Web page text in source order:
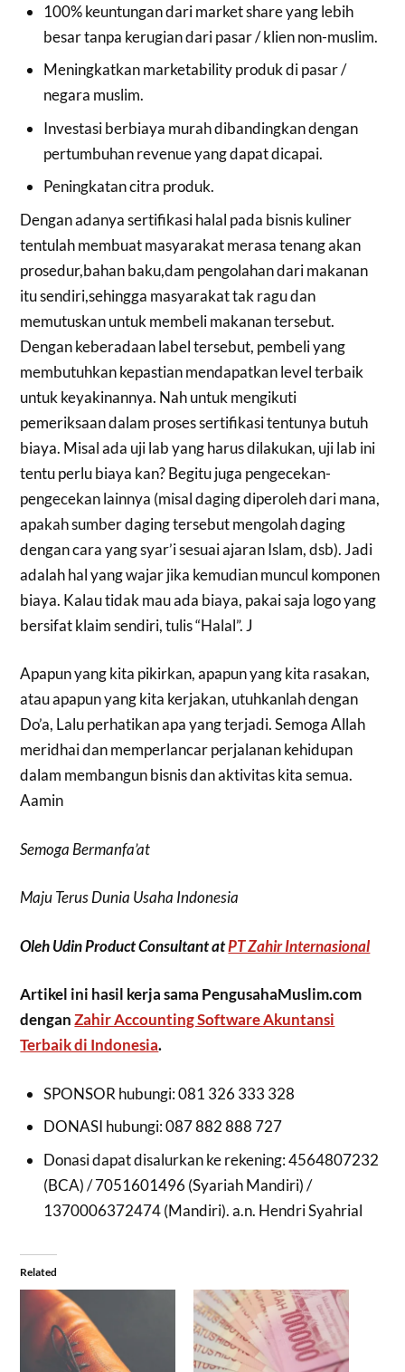
100% keuntungan dari market share yang lebih
besar tanpa kerugian dari pasar / klien non-muslim.
Meningkatkan marketability produk di pasar /
negara muslim.
Investasi berbiaya murah dibandingkan dengan
pertumbuhan revenue yang dapat dicapai.
Peningkatan citra produk.
Dengan adanya sertifikasi halal pada bisnis kuliner
tentulah membuat masyarakat merasa tenang akan
prosedur,bahan baku,dam pengolahan dari makanan
itu sendiri,sehingga masyarakat tak ragu dan
memutuskan untuk membeli makanan tersebut.
Dengan keberadaan label tersebut, pembeli yang
membutuhkan kepastian mendapatkan level terbaik
untuk keyakinannya. Nah untuk mengikuti
pemeriksaan dalam proses sertifikasi tentunya butuh
biaya. Misal ada uji lab yang harus dilakukan, uji lab ini
tentu perlu biaya kan? Begitu juga pengecekan-
pengecekan lainnya (misal daging diperoleh dari mana,
apakah sumber daging tersebut mengolah daging
dengan cara yang syar’i sesuai ajaran Islam, dsb). Jadi
adalah hal yang wajar jika kemudian muncul komponen
biaya. Kalau tidak mau ada biaya, pakai saja logo yang
bersifat klaim sendiri, tulis “Halal”. J
Apapun yang kita pikirkan, apapun yang kita rasakan,
atau apapun yang kita kerjakan, utuhkanlah dengan
Do’a, Lalu perhatikan apa yang terjadi. Semoga Allah
meridhai dan memperlancar perjalanan kehidupan
dalam membangun bisnis dan aktivitas kita semua.
Aamin
Semoga Bermanfa’at
Maju Terus Dunia Usaha Indonesia
Oleh Udin Product Consultant atPT Zahir Internasional
Artikel ini hasil kerja sama PengusahaMuslim.com
denganZahir Accounting Software Akuntansi
Terbaik di Indonesia.
SPONSOR hubungi: 081 326 333 328
DONASI hubungi: 087 882 888 727
Donasi dapat disalurkan ke rekening: 4564807232
(BCA) / 7051601496 (Syariah Mandiri) /
1370006372474 (Mandiri). a.n. Hendri Syahrial
Related